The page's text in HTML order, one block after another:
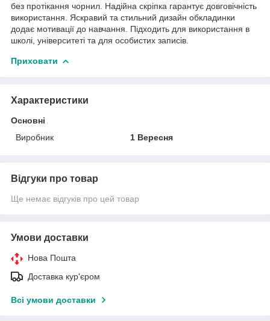
без протікання чорнил. Надійна скріпка гарантує довговічність
використання. Яскравий та стильний дизайн обкладинки
додає мотивації до навчання. Підходить для використання в
школі, університеті та для особистих записів.
Приховати
Характеристики
Основні
Виробник
1 Вересня
Відгуки про товар
Ще немає відгуків про цей товар
Умови доставки
Нова Пошта
Доставка кур'єром
Всі умови доставки